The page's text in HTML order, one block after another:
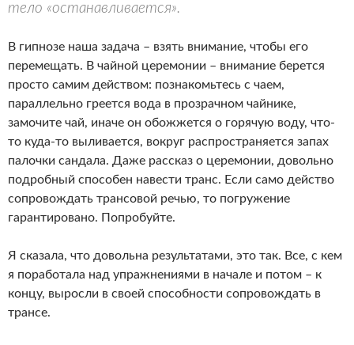
тело «останавливается».
В гипнозе наша задача – взять внимание, чтобы его
перемещать. В чайной церемонии – внимание берется
просто самим действом: познакомьтесь с чаем,
параллельно греется вода в прозрачном чайнике,
замочите чай, иначе он обожжется о горячую воду, что-
то куда-то выливается, вокруг распространяется запах
палочки сандала. Даже рассказ о церемонии, довольно
подробный способен навести транс. Если само действо
сопровождать трансовой речью, то погружение
гарантировано. Попробуйте.
Я сказала, что довольна результатами, это так. Все, с кем
я поработала над упражнениями в начале и потом – к
концу, выросли в своей способности сопровождать в
трансе.